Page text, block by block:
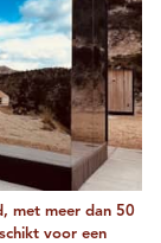
met meer dan 50
voor een